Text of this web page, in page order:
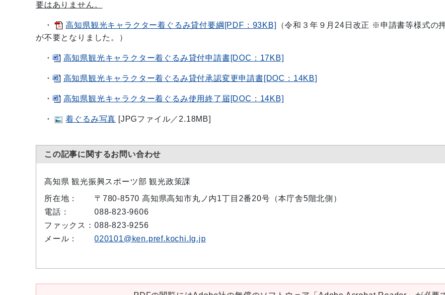
要はありません。
・ 高知県観光キャラクター着ぐるみ貸付要綱[PDF：93KB]
（令和３年９月24日改正 ※申請書等様式の
が不要となりました。）
・ 高知県観光キャラクター着ぐるみ貸付申請書[DOC：17KB]
・ 高知県観光キャラクター着ぐるみ貸付承認変更申請書[DOC：14KB]
・ 高知県観光キャラクター着ぐるみ使用終了届[DOC：14KB]
・ 着ぐるみ写真 [JPGファイル／2.18MB]
この記事に関するお問い合わせ
高知県 観光振興スポーツ部 観光政策課
所在地：
〒780-8570 高知県高知市丸ノ内1丁目2番20号（本庁舎5階北側）
電話：
088-823-9606
ファックス： 088-823-9256
メール：
020101@ken.pref.kochi.lg.jp